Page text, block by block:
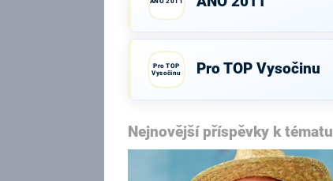
Pro TOP
Vysočinu
Pro TOP Vysočinu
Nejnovější příspěvky k tématu